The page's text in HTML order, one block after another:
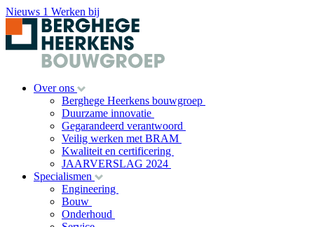
Nieuws 1 Werken bij
Over ons
Berghege Heerkens bouwgroep
Duurzame innovatie
Gegarandeerd verantwoord
Veilig werken met BRAM
Kwaliteit en certificering
JAARVERSLAG 2024
Specialismen
Engineering
Bouw
Onderhoud